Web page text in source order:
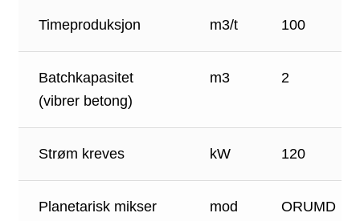
Timeproduksjon m3/t 100
Batchkapasitet
(vibrer betong)
m3 2
Strøm kreves kW 120
Planetarisk mikser mod ORUMD